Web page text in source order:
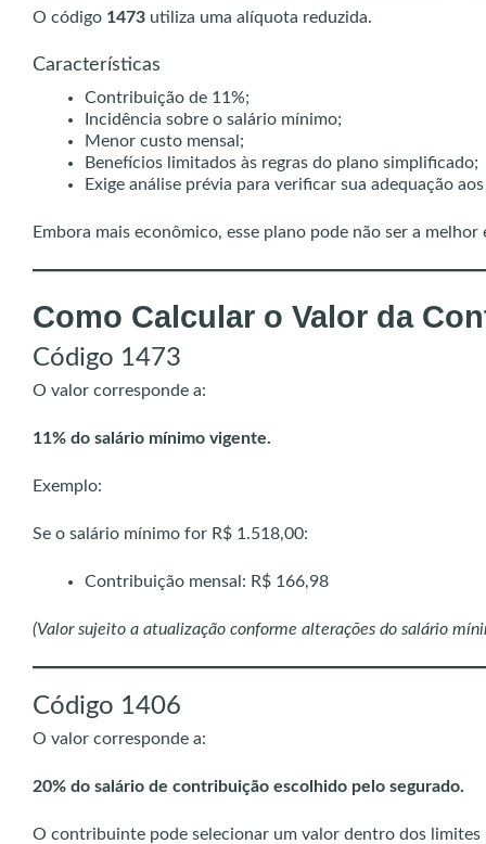
O código 1473 utiliza uma alíquota reduzida.
Características
Contribuição de 11%;
Incidência sobre o salário mínimo;
Menor custo mensal;
Benefícios limitados às regras do plano simplificado;
Exige análise prévia para verificar sua adequação
Embora mais econômico, esse plano pode não ser a
Como Calcular o Valor da
Código 1473
O valor corresponde a:
11% do salário mínimo vigente.
Exemplo:
Se o salário mínimo for R$ 1.518,00:
Contribuição mensal: R$ 166,98
(Valor sujeito a atualização conforme alterações do salário
Código 1406
O valor corresponde a:
20% do salário de contribuição escolhido pelo segurado.
O contribuinte pode selecionar um valor dentro dos